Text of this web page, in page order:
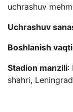
uchrashuv
Uchrashuv
Boshlanish vaqti
Stadion manzili:
shahri,